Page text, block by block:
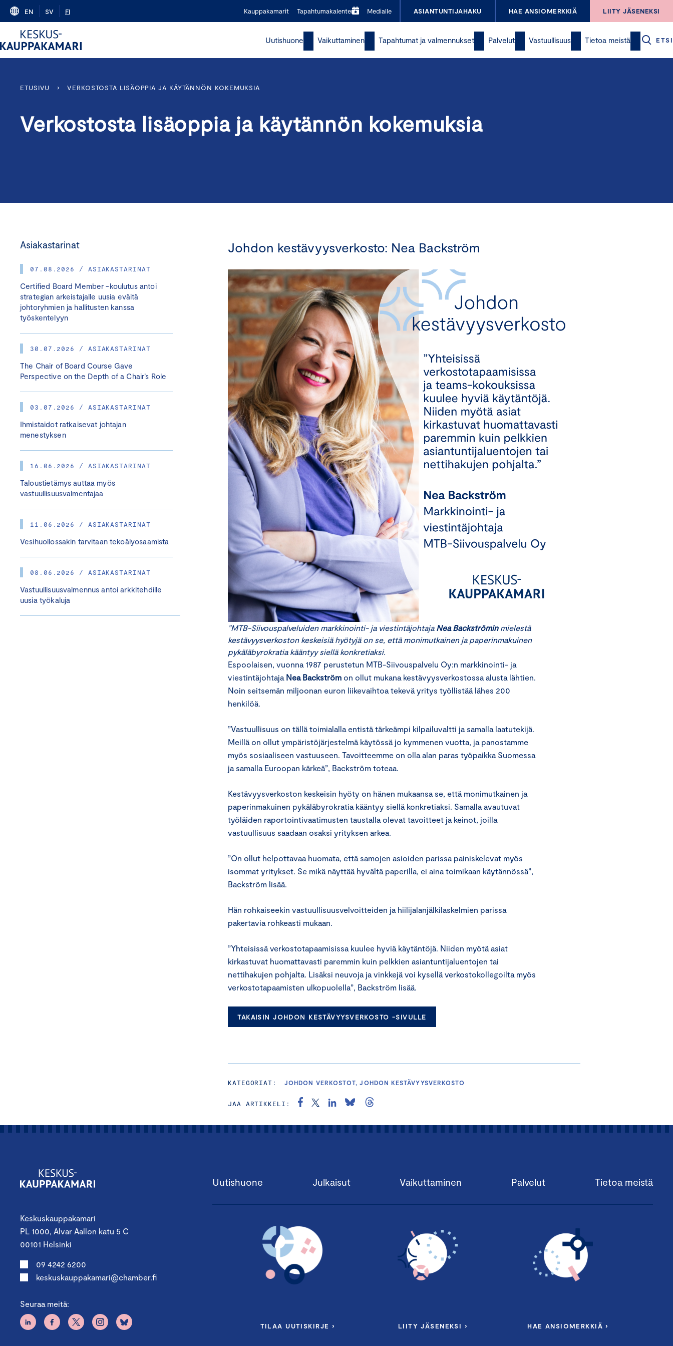
Skip
content
EN SV FI Kauppakamarit Tapahtumakalenteri Medialle ASIANTUNTIJAHAKU HAE ANSIOMERKKIÄ LIITY JÄSENEKSI
Uutishuone Vaikuttaminen Tapahtumat ja valmennukset Palvelut Vastuullisuus Tietoa meistä ETSI
ETUSIVU › VERKOSTOSTA LISÄOPPIA JA KÄYTÄNNÖN KOKEMUKSIA
Verkostosta lisäoppia ja käytännön kokemuksia
Asiakastarinat
07.08.2026 / ASIAKASTARINAT
Certified Board Member -koulutus antoi
strategian arkeistajalle uusia eväitä
johtoryhmien ja hallitusten kanssa
työskentelyyn
30.07.2026 / ASIAKASTARINAT
The Chair of Board Course Gave
Perspective on the Depth of a Chair’s Role
03.07.2026 / ASIAKASTARINAT
Ihmistaidot ratkaisevat johtajan
menestyksen
16.06.2026 / ASIAKASTARINAT
Taloustietämys auttaa myös
vastuullisuusvalmentajaa
11.06.2026 / ASIAKASTARINAT
Vesihuollossakin tarvitaan tekoälyosaamista
08.06.2026 / ASIAKASTARINAT
Vastuullisuusvalmennus antoi arkkitehdille
uusia työkaluja
Johdon kestävyysverkosto: Nea Backström
”MTB-Siivouspalveluiden markkinointi- ja viestintäjohtaja Nea Backströminmielestä
kestävyysverkoston keskeisiä hyötyjä on se, että monimutkainen ja paperinmakuinen
pykäläbyrokratia kääntyy siellä konkretiaksi.
Espoolaisen, vuonna 1987 perustetun MTB-Siivouspalvelu Oy:n markkinointi- ja
viestintäjohtaja Nea Backström on ollut mukana kestävyysverkostossa alusta lähtien.
Noin seitsemän miljoonan euron liikevaihtoa tekevä yritys työllistää lähes 200
henkilöä.
”Vastuullisuus on tällä toimialalla entistä tärkeämpi kilpailuvaltti ja samalla laatutekijä.
Meillä on ollut ympäristöjärjestelmä käytössä jo kymmenen vuotta, ja panostamme
myös sosiaaliseen vastuuseen. Tavoitteemme on olla alan paras työpaikka Suomessa
ja samalla Euroopan kärkeä”, Backström toteaa.
Kestävyysverkoston keskeisin hyöty on hänen mukaansa se, että monimutkainen ja
paperinmakuinen pykäläbyrokratia kääntyy siellä konkretiaksi. Samalla avautuvat
työläiden raportointivaatimusten taustalla olevat tavoitteet ja keinot, joilla
vastuullisuus saadaan osaksi yrityksen arkea.
”On ollut helpottavaa huomata, että samojen asioiden parissa painiskelevat myös
isommat yritykset. Se mikä näyttää hyvältä paperilla, ei aina toimikaan käytännössä”,
Backström lisää.
Hän rohkaiseekin vastuullisuusvelvoitteiden ja hiilijalanjälkilaskelmien parissa
pakertavia rohkeasti mukaan.
”Yhteisissä verkostotapaamisissa kuulee hyviä käytäntöjä. Niiden myötä asiat
kirkastuvat huomattavasti paremmin kuin pelkkien asiantuntijaluentojen tai
nettihakujen pohjalta. Lisäksi neuvoja ja vinkkejä voi kysellä verkostokollegoilta myös
verkostotapaamisten ulkopuolella”, Backström lisää.
TAKAISIN JOHDON KESTÄVYYSVERKOSTO -SIVULLE
KATEGORIAT: JOHDON VERKOSTOT, JOHDON KESTÄVYYSVERKOSTO
JAA ARTIKKELI:
Keskuskauppakamari
PL 1000, Alvar Aallon katu 5 C
00101 Helsinki
09 4242 6200
keskuskauppakamari@chamber.fi
Seuraa meitä:
Uutishuone Julkaisut Vaikuttaminen Palvelut Tietoa meistä
TILAA UUTISKIRJE › LIITY JÄSENEKSI › HAE ANSIOMERKKIÄ ›